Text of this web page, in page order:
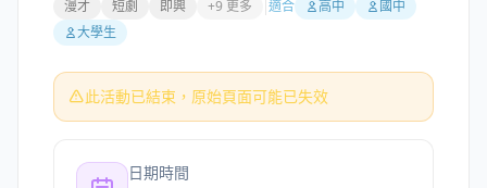
漫才 短劇 即興 +9 更多 適合 高中
國中
大學生
此活動已結束，原始頁面可能已失效
日期時間